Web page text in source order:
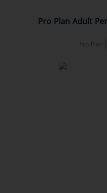
Pro Plan Adult
Pro Plan